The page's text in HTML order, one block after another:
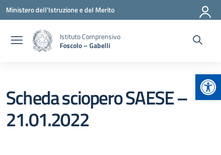
Vai ai contenuti
Vai al menu di navigazione
Vai al footer
Ministero dell'Istruzione e del Merito
Istituto Comprensivo
Foscolo – Gabelli
Scheda sciopero SAESE –
21.01.2022